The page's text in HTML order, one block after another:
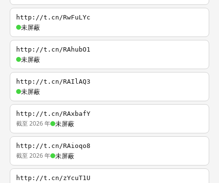
http://t.cn/RwFuLYc
未屏蔽
http://t.cn/RAhubO1
未屏蔽
http://t.cn/RAIlAQ3
未屏蔽
http://t.cn/RAxbafY
截至 2026 年 未屏蔽
http://t.cn/RAioqo8
截至 2026 年 未屏蔽
http://t.cn/zYcuT1U